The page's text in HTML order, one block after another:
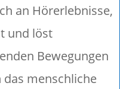
an Hörerlebnisse,
und löst
Bewegungen
das menschliche